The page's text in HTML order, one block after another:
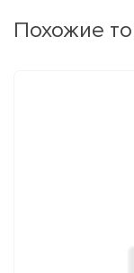
Похожие